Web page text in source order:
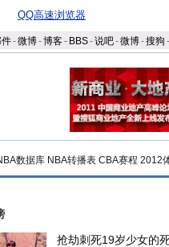
QQ高速浏览器
-微博-博客- BBS-说吧-微博-搜狗 -
数据库 NBA转播表 CBA赛程 2012
抢劫刺死19岁少女的